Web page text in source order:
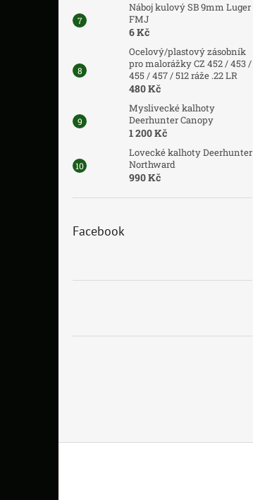
Náboj kulový SB 9mm Luger
FMJ
6 Kč
Ocelový/plastový zásobník
pro malorážky CZ 452 / 453 /
455 / 457 / 512 ráže .22 LR
480 Kč
Myslivecké kalhoty
Deerhunter Canopy
1 200 Kč
Lovecké kalhoty Deerhunter
Northward
990 Kč
Facebook